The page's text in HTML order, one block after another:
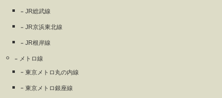
JR総武線
JR京浜東北線
JR根岸線
メトロ線
東京メトロ丸の内線
東京メトロ銀座線